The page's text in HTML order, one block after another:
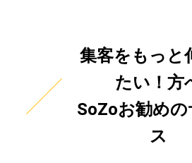
集客をもっと
たい！方
SoZoお勧め
ス